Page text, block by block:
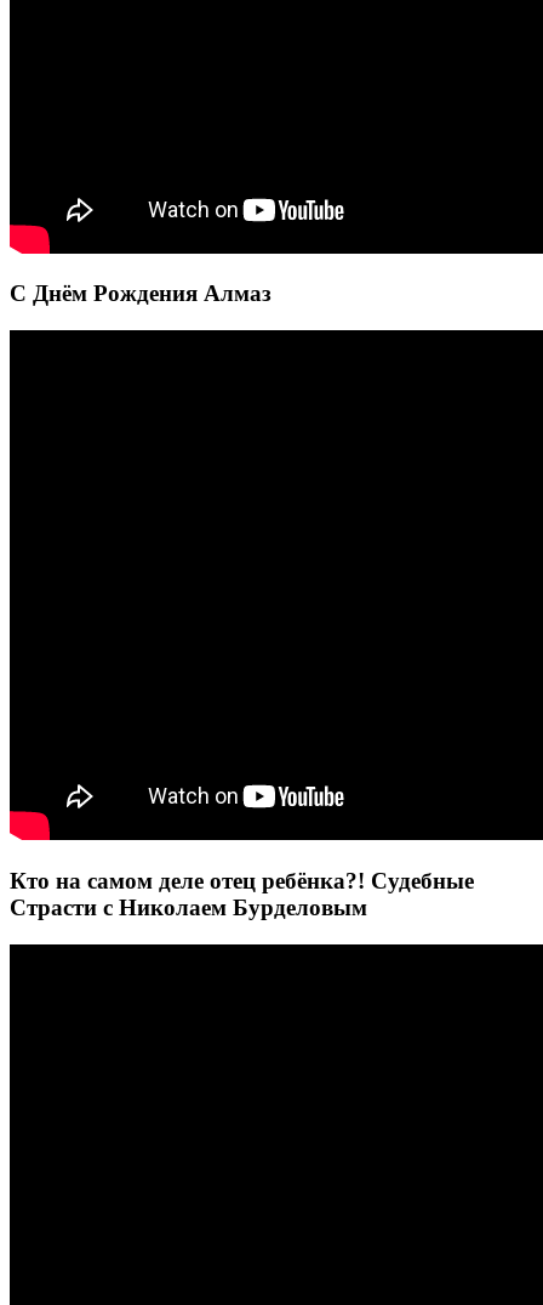
С Днём Рождения Алмаз
Кто на самом деле отец ребёнка?! Судебные
Страсти с Николаем Бурделовым